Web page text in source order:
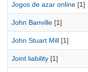
Jogos de azar online [1]
John Banville [1]
John Stuart Mill [1]
Joint liability [1]